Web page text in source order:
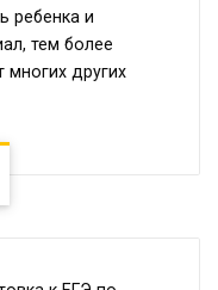
ребенка и
тем более
многих других